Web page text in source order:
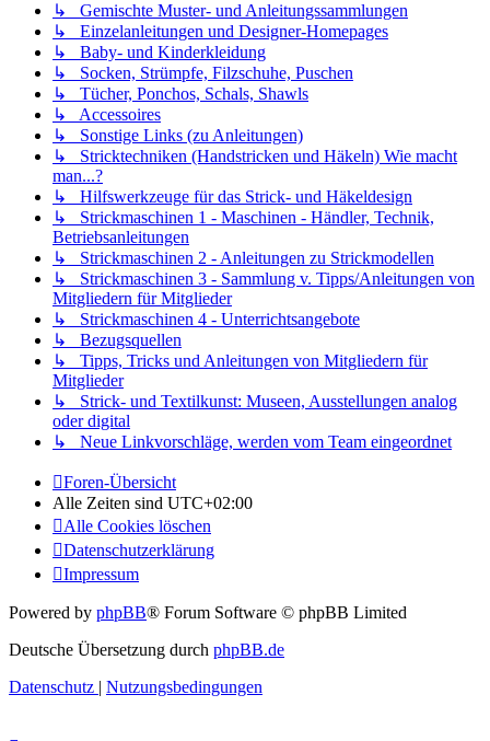
↳ Gemischte Muster- und Anleitungssammlungen
↳ Einzelanleitungen und Designer-Homepages
↳ Baby- und Kinderkleidung
↳ Socken, Strümpfe, Filzschuhe, Puschen
↳ Tücher, Ponchos, Schals, Shawls
↳ Accessoires
↳ Sonstige Links (zu Anleitungen)
↳ Stricktechniken (Handstricken und Häkeln) Wie macht
man...?
↳ Hilfswerkzeuge für das Strick- und Häkeldesign
↳ Strickmaschinen 1 - Maschinen - Händler, Technik,
Betriebsanleitungen
↳ Strickmaschinen 2 - Anleitungen zu Strickmodellen
↳ Strickmaschinen 3 - Sammlung v. Tipps/Anleitungen von
Mitgliedern für Mitglieder
↳ Strickmaschinen 4 - Unterrichtsangebote
↳ Bezugsquellen
↳ Tipps, Tricks und Anleitungen von Mitgliedern für
Mitglieder
↳ Strick- und Textilkunst: Museen, Ausstellungen analog
oder digital
↳ Neue Linkvorschläge, werden vom Team eingeordnet
Foren-Übersicht
Alle Zeiten sind UTC+02:00
Alle Cookies löschen
Datenschutzerklärung
Impressum
Powered by phpBB® Forum Software © phpBB Limited
Deutsche Übersetzung durch phpBB.de
Datenschutz
Nutzungsbedingungen